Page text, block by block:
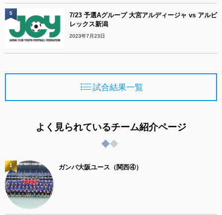
7/23 予選Aグループ 大宮アルディージャ vs アルビ
レックス新潟
2023年7月23日
5
試合結果一覧
よく見られているチーム紹介ページ
ガンバ大阪ユース（関西④）
1